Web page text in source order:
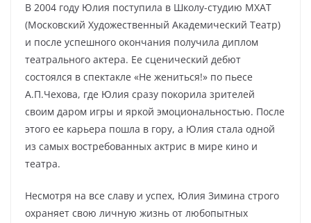
В 2004 году Юлия поступила в Школу-студию МХАТ
(Московский Художественный Академический Театр)
и после успешного окончания получила диплом
театрального актера. Ее сценический дебют
состоялся в спектакле «Не жениться!» по пьесе
А.П.Чехова, где Юлия сразу покорила зрителей
своим даром игры и яркой эмоциональностью. После
этого ее карьера пошла в гору, а Юлия стала одной
из самых востребованных актрис в мире кино и
театра.
Несмотря на все славу и успех, Юлия Зимина строго
охраняет свою личную жизнь от любопытных